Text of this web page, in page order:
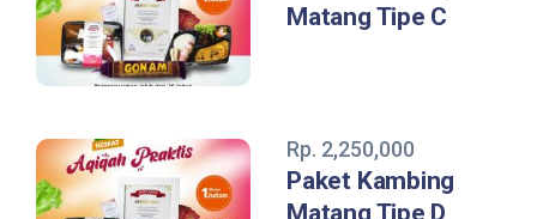
Matang Tipe C
Rp. 2,250,000
Paket Kambing
Matang Tipe D